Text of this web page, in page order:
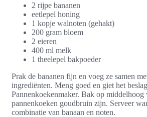
2 rijpe bananen
eetlepel honing
1 kopje walnoten (gehakt)
200 gram bloem
2 eieren
400 ml melk
1 theelepel bakpoeder
Prak de bananen fijn en voeg ze samen
ingrediënten. Meng goed en giet het
Pannenkoekenmaker. Bak op middelhoog
pannenkoeken goudbruin zijn. Serveer
combinatie van banaan en noten.